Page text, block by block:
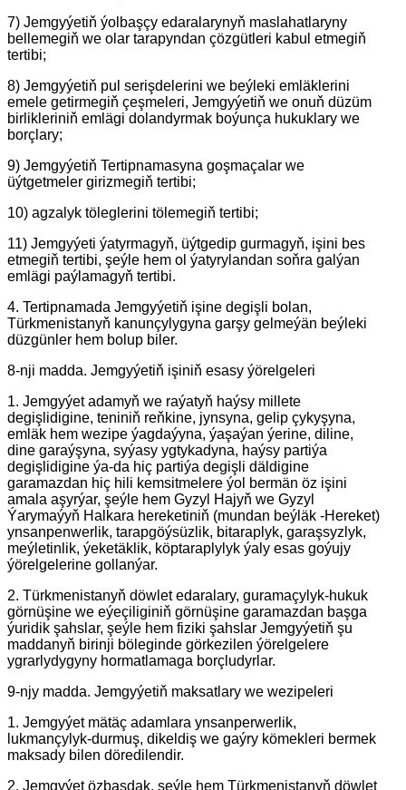
7) Jemgyýetiň ýolbaşçy edaralarynyň maslahatlaryny
bellemegiň we olar tarapyndan çözgütleri kabul etmegiň
tertibi;
8) Jemgyýetiň pul serişdelerini we beýleki emläklerini
emele getirmegiň çeşmeleri, Jemgyýetiň we onuň düzüm
birlikleriniň emlägi dolandyrmak boýunça hukuklary we
borçlary;
9) Jemgyýetiň Tertipnamasyna goşmaçalar we
üýtgetmeler girizmegiň tertibi;
10) agzalyk töleglerini tölemegiň tertibi;
11) Jemgyýeti ýatyrmagyň, üýtgedip gurmagyň, işini bes
etmegiň tertibi, şeýle hem ol ýatyrylandan soňra galýan
emlägi paýlamagyň tertibi.
4. Tertipnamada Jemgyýetiň işine degişli bolan,
Türkmenistanyň kanunçylygyna garşy gelmeýän beýleki
düzgünler hem bolup biler.
8-nji madda. Jemgyýetiň işiniň esasy ýörelgeleri
1. Jemgyýet adamyň we raýatyň haýsy millete
degişlidigine, teniniň reňkine, jynsyna, gelip çykyşyna,
emläk hem wezipe ýagdaýyna, ýaşaýan ýerine, diline,
dine garaýşyna, syýasy ygtykadyna, haýsy partiýa
degişlidigine ýa-da hiç partiýa degişli däldigine
garamazdan hiç hili kemsitmelere ýol bermän öz işini
amala aşyrýar, şeýle hem Gyzyl Hajyň we Gyzyl
Ýarymaýyň Halkara hereketiniň (mundan beýläk -Hereket)
ynsanpenwerlik, tarapgöýsüzlik, bitaraplyk, garaşsyzlyk,
meýletinlik, ýeketäklik, köptaraplylyk ýaly esas goýujy
ýörelgelerine gollanýar.
2. Türkmenistanyň döwlet edaralary, guramaçylyk-hukuk
görnüşine we eýeçiliginiň görnüşine garamazdan başga
ýuridik şahslar, şeýle hem fiziki şahslar Jemgyýetiň şu
maddanyň birinji böleginde görkezilen ýörelgelere
ygrarlydygyny hormatlamaga borçludyrlar.
9-njy madda. Jemgyýetiň maksatlary we wezipeleri
1. Jemgyýet mätäç adamlara ynsanperwerlik,
lukmançylyk-durmuş, dikeldiş we gaýry kömekleri bermek
maksady bilen döredilendir.
2. Jemgyýet özbaşdak, şeýle hem Türkmenistanyň döwlet